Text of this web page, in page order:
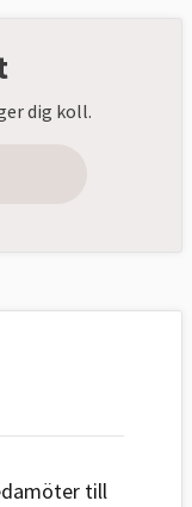
dig koll.
till